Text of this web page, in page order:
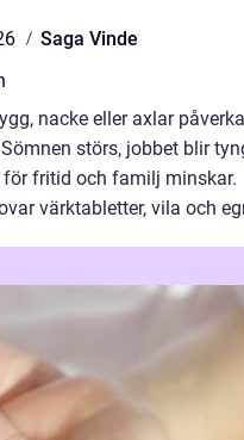
Saga Vinde
nacke eller axlar
störs, jobbet blir
för fritid och familj minskar.
värktabletter, vila och